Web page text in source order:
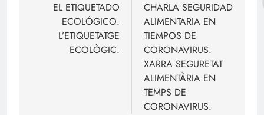
entradas
EL ETIQUETADO
ECOLÓGICO.
L’ETIQUETATGE
ECOLÒGIC.
CHARLA SEGURIDAD
ALIMENTARIA EN
TIEMPOS DE
CORONAVIRUS.
XARRA SEGURETAT
ALIMENTÀRIA EN
TEMPS DE
CORONAVIRUS.